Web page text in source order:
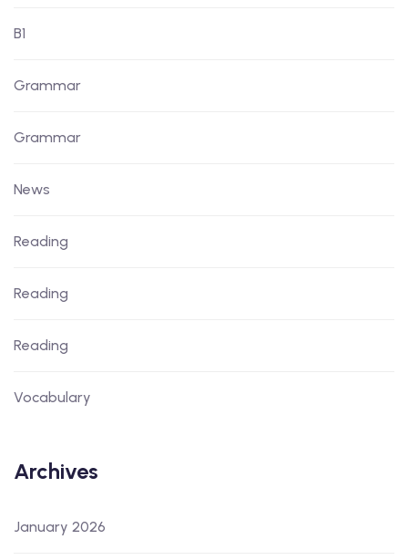
B1
Grammar
Grammar
News
Reading
Reading
Reading
Vocabulary
Archives
January 2026